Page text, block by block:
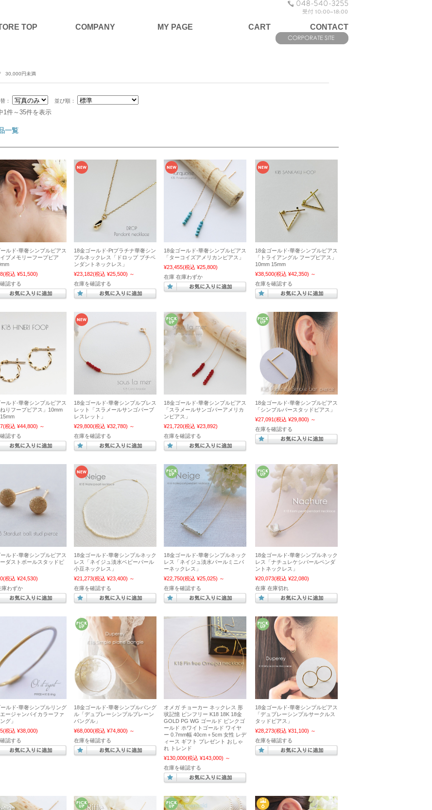
CONTACT
CART
MY PAGE
COMPANY
TOP
30,000円未満
： 並び順：
1件～35件を表示
一覧
ルド-華奢シンプルピアス
イプメモリーフープピア
(税込 ¥51,500)
認する
18金ゴールド-Ptプラチナ華奢シン
プルネックレス「ドロップ プチペ
ンダントネックレス」
¥23,182(税込 ¥25,500) ～
在庫を確認する
18金ゴールド-華奢シンプルピアス
「ターコイズアメリカンピアス」
¥23,455(税込 ¥25,800)
在庫 在庫わずか
18金ゴールド-華奢シンプルピアス
「トライアングル フープピアス」
10mm 15mm
¥38,500(税込 ¥42,350) ～
在庫を確認する
ルド-華奢シンプルピアス
ねりフープピアス」10mm
(税込 ¥44,800) ～
認する
18金ゴールド-華奢シンプルブレス
レット「スラメールサンゴバーブ
レスレット」
¥29,800(税込 ¥32,780) ～
在庫を確認する
18金ゴールド-華奢シンプルピアス
「スラメールサンゴバーアメリカ
ンピアス」
¥21,720(税込 ¥23,892)
在庫を確認する
18金ゴールド-華奢シンプルピアス
「シンプルバースタッドピアス」
¥27,091(税込 ¥29,800) ～
在庫を確認する
ルド-華奢シンプルピアス
ーダストボールスタッドピ
(税込 ¥24,530)
庫わずか
18金ゴールド-華奢シンプルネック
レス「ネイジュ淡水ベビーパール
小豆ネックレス」
¥21,273(税込 ¥23,400) ～
在庫を確認する
18金ゴールド-華奢シンプルネック
レス「ネイジュ淡水パールミニバ
ーネックレス」
¥22,750(税込 ¥25,025) ～
在庫を確認する
18金ゴールド-華奢シンプルネック
レス「ナチュレケシパールペンダ
ントネックレス」
¥20,073(税込 ¥22,080)
在庫 在庫切れ
ルド-華奢シンプルリング
エージャンバイカラーファ
グ」
(税込 ¥38,000)
認する
18金ゴールド-華奢シンプルバング
ル「デュプレーシンプルプレーン
バングル」
¥68,000(税込 ¥74,800) ～
在庫を確認する
オメガ チョーカー ネックレス 形
状記憶 ピンフリー K18 18K 18金
GOLD PG WG ゴールド ピンクゴ
ールド ホワイトゴールド ワイヤ
ー 0.7mm幅 40cm＋5cm 女性 レデ
ィース ギフト プレゼント おしゃ
れ トレンド
¥130,000(税込 ¥143,000) ～
在庫を確認する
18金ゴールド-華奢シンプルピアス
「デュプレーシンプルサークルス
タッドピアス」
¥28,273(税込 ¥31,100) ～
在庫を確認する